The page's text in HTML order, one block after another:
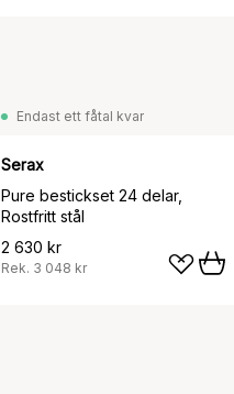
Endast ett fåtal kvar
Serax
Pure bestickset 24 delar,
Rostfritt stål
2 630 kr
Rek. 3 048 kr